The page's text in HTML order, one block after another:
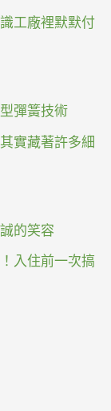
工廠裡默默付
彈簧技術
實藏著許多細
的笑容
入住前一次搞